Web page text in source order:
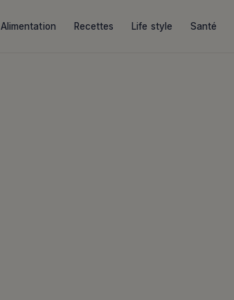
Alimentation Recettes Life style Santé